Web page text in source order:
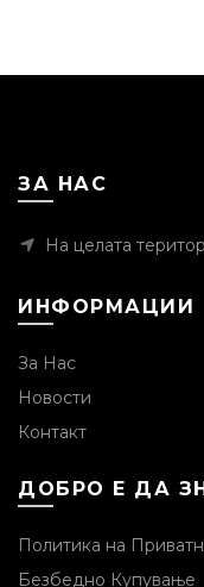
ЗА НАС
На целата
ИНФОРМАЦИИ
За Нас
Новости
Контакт
ДОБРО Е ДА
Политика на
Безбедно Купување